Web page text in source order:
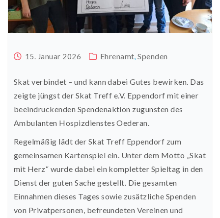
15. Januar 2026 Ehrenamt ,Spenden
Skat verbindet – und kann dabei Gutes bewirken. Das
zeigte jüngst der Skat Treff e.V. Eppendorf mit einer
beeindruckenden Spendenaktion zugunsten des
Ambulanten Hospizdienstes Oederan.
Regelmäßig lädt der Skat Treff Eppendorf zum
gemeinsamen Kartenspiel ein. Unter dem Motto „Skat
mit Herz“ wurde dabei ein kompletter Spieltag in den
Dienst der guten Sache gestellt. Die gesamten
Einnahmen dieses Tages sowie zusätzliche Spenden
von Privatpersonen, befreundeten Vereinen und